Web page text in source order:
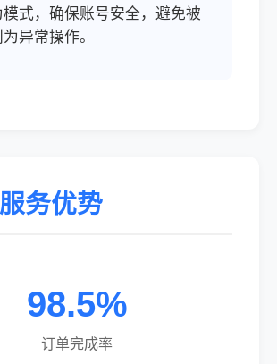
模式，确保账号安全，避免被
异常操作。
务优势
98.5%
订单完成率